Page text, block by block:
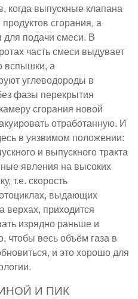
когда выпускные клапана
сгорания, а
для подачи смеси. В
часть смеси выдувает
вспышки, а
углеводороды в
фазы перекрытия
сгорания новой
отработанную. И
в уязвимом положении:
и выпускного тракта
явления на высоких
т.е. скорость
выдающих
верхах, приходится
изрядно раньше и
чтобы весь объём газа в
и это хорошо для
И ПИК